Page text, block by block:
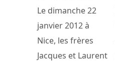
Le dimanche 22
janvier 2012 à
Nice, les frères
Jacques et Laurent